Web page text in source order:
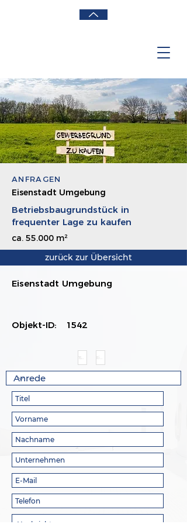
ANFRAGEN
Eisenstadt Umgebung
Betriebsbaugrundstück in
frequenter Lage zu kaufen
ca. 55.000 m²
zurück zur Übersicht
Eisenstadt Umgebung
Objekt-ID: 1542